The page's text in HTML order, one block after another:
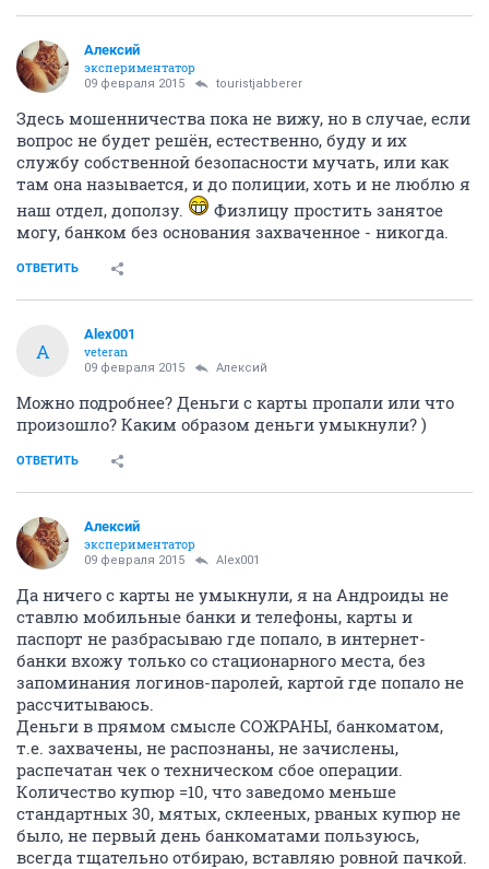
Алексий
экспериментатор
09 февраля 2015 touristjabberer
Здесь мошенничества пока не вижу, но в случае, если
вопрос не будет решён, естественно, буду и их
службу собственной безопасности мучать, или как
там она называется, и до полиции, хоть и не люблю я
наш отдел, доползу.
Физлицу простить занятое
могу, банком без основания захваченное - никогда.
ОТВЕТИТЬ
A
Alex001
veteran
09 февраля 2015 Алексий
Можно подробнее? Деньги с карты пропали или что
произошло? Каким образом деньги умыкнули? )
ОТВЕТИТЬ
Алексий
экспериментатор
09 февраля 2015 Alex001
Да ничего с карты не умыкнули, я на Андроиды не
ставлю мобильные банки и телефоны, карты и
паспорт не разбрасываю где попало, в интернет-
банки вхожу только со стационарного места, без
запоминания логинов-паролей, картой где попало не
рассчитываюсь.
Деньги в прямом смысле СОЖРАНЫ, банкоматом,
т.е. захвачены, не распознаны, не зачислены,
распечатан чек о техническом сбое операции.
Количество купюр =10, что заведомо меньше
стандартных 30, мятых, склееных, рваных купюр не
было, не первый день банкоматами пользуюсь,
всегда тщательно отбираю, вставляю ровной пачкой.